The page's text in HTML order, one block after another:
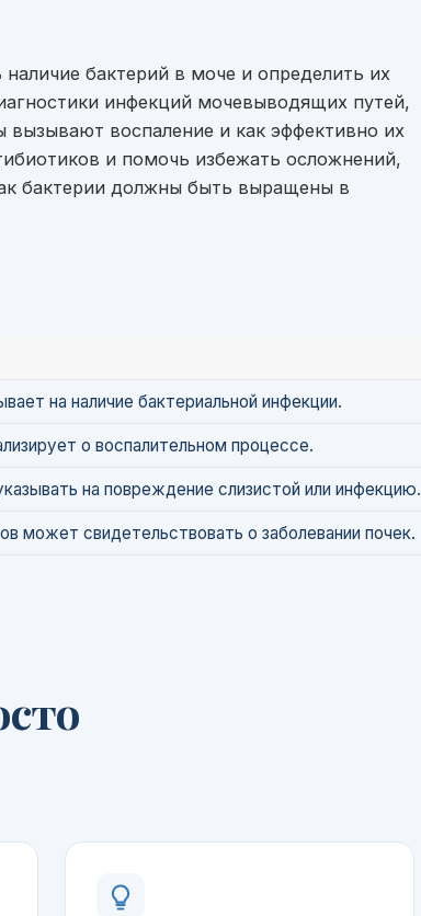
бактерий в моче и определить их
инфекций мочевыводящих путей,
вызывают воспаление и как эффективно их
и помочь избежать осложнений,
бактерии должны быть выращены в
на наличие бактериальной инфекции.
о воспалительном процессе.
на повреждение слизистой или инфекцию.
может свидетельствовать о заболевании почек.